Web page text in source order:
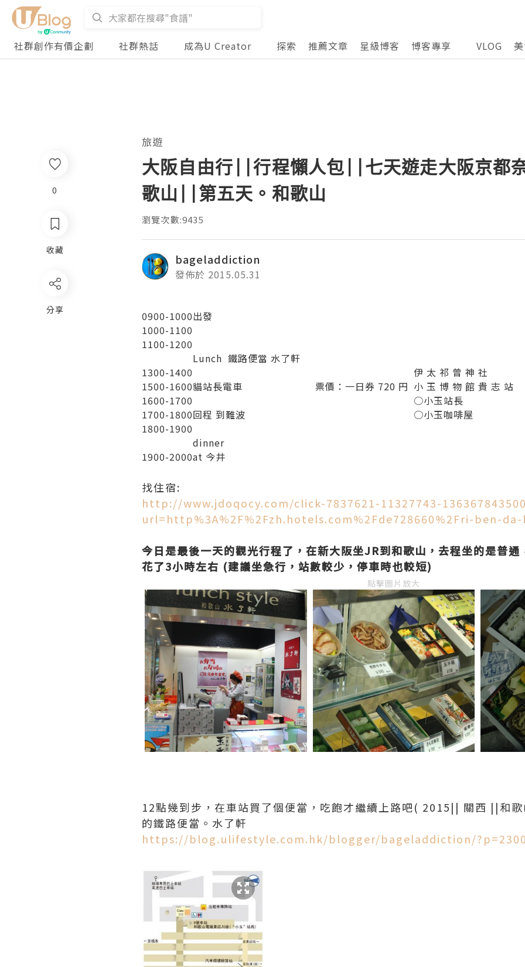
社群創作有價企劃 社群熱話 成為U Creator 探索 推薦文章 星級博客 博客專享 VLOG
0
收藏
分享
旅遊
大阪自由行||行程懶人包||七天遊走大阪京都
歌山||第五天。和歌山
瀏覽次數:9435
bageladdiction
發佈於 2015.05.31
0900-1000出發
1000-1100
1100-1200
Lunch 鐵路便當 水了軒
1300-1400
貓站長電車
票價：一日券 720 円
伊 太 祁 曾 神 社
1500-1600
小 玉 博 物 館 貴 志 站
1600-1700
○小玉站長
1700-1800回程 到難波
○小玉咖啡屋
1800-1900
1900-2000
dinner
at 今井
找住宿:
http://www.jdoqocy.com/click-7837621-11327743-
url=http%3A%2F%2Fzh.hotels.com%2Fde728660%2Fri-ben-
今日是最後一天的觀光行程了，在新大阪坐JR到和歌山，去程坐的是普
花了3小時左右 (建議坐急行，站數較少，停車時也較短)
點擊圖片放大
12點幾到步，在車站買了個便當，吃飽才繼續上路吧( 2015|| 關西 ||和
的鐵路便當。水了軒
https://blog.ulifestyle.com.hk/blogger/bageladdiction/